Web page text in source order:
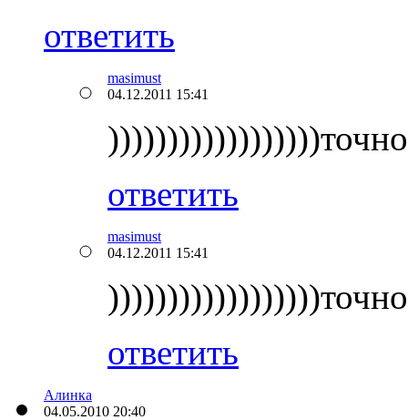
ответить
masimust
04.12.2011 15:41
ответить
masimust
04.12.2011 15:41
ответить
Алинка
04.05.2010 20:40